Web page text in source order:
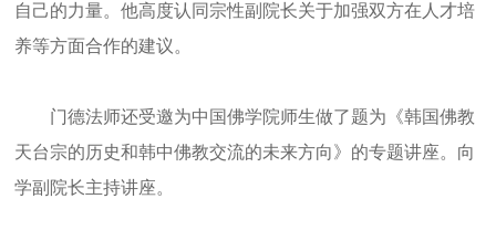
自己的力量。他高度认同宗性副院长关于加强双方在人才培
养等方面合作的建议。
门德法师还受邀为中国佛学院师生做了题为《韩国佛教
天台宗的历史和韩中佛教交流的未来方向》的专题讲座。向
学副院长主持讲座。